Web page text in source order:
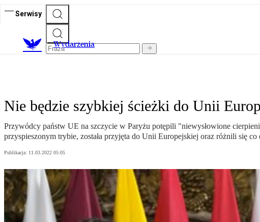
Serwisy
Wydarzenia
Nie będzie szybkiej ścieżki do Unii
Przywódcy państw UE na szczycie w Paryżu potępili "niewysłowione
przyspieszonym trybie, została przyjęta do Unii Europejskiej oraz różnili się
Publikacja: 11.03.2022 05:05